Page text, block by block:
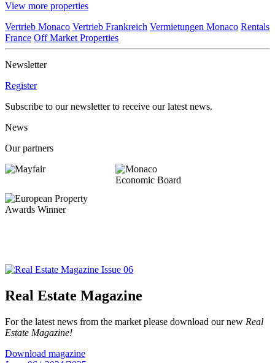
View more properties
Vertrieb Monaco Vertrieb Frankreich Vermietungen Monaco Rentals
France Off Market Properties
Newsletter
Register
Subscribe to our newsletter to receive our latest news.
News
Our partners
Real Estate Magazine
For the latest news from the market please download our new Real
Estate Magazine!
Download magazine